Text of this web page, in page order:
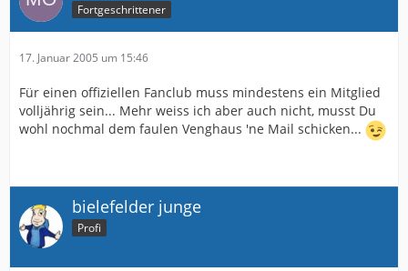
Fortgeschrittener
17. Januar 2005 um 15:46
Für einen offiziellen Fanclub muss mindestens ein Mitglied
volljährig sein... Mehr weiss ich aber auch nicht, musst Du
wohl nochmal dem faulen Venghaus 'ne Mail schicken...
bielefelder junge
Profi